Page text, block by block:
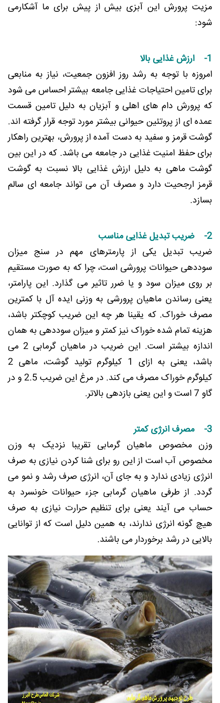
مزیت پرورش این آبزی بیش از پیش برای ما آشکارمی
شود:
1- ارزش غذایی بالا
امروزه با توجه به رشد روز افزون جمعیت، نیاز به منابعی
برای تامین احتیاجات غذایی جامعه بیشتر احساس می شود
که پرورش دام های اهلی و آبزیان به دلیل تامین قسمت
عمده ای از پروتئین حیوانی بیشتر مورد توجه قرار گرفته اند.
گوشت قرمز و سفید به دست آمده از پرورش، بهترین راهکار
برای حفظ امنیت غذایی در جامعه می باشد. که در این بین
گوشت ماهی به دلیل ارزش غذایی بالا نسبت به گوشت
قرمز ارجحیت دارد و مصرف آن می تواند جامعه ای سالم
بسازد.
2- ضریب تبدیل غذایی مناسب
ضریب تبدیل یکی از پارمترهای مهم در سنج میزان
سوددهی حیوانات پرورشی است، چرا که به صورت مستقیم
بر روی میزان سود و یا ضرر تاثیر می گذارد. این پارامتر،
یعنی رساندن ماهیان پرورشی به وزنی ایده آل با کمترین
مصرف خوراک. که یقینا هر چه این ضریب کوچکتر باشد،
هزینه تمام شده خوراک نیز کمتر و میزان سوددهی به همان
اندازه بیشتر است. این ضریب در ماهیان گرمابی 2 می
باشد، یعنی به ازای 1 کیلوگرم تولید گوشت، ماهی 2
کیلوگرم خوراک مصرف می کند. در مرغ این ضریب 2.5 و در
گاو 7 است و این یعنی بازدهی بالاتر.
3- مصرف انرژی کمتر
وزن مخصوص ماهیان گرمابی تقریبا نزدیک به وزن
مخصوص آب است از این رو برای شنا کردن نیازی به صرف
انرژی زیادی ندارد و به جای آن، انرژی صرف رشد و نمو می
گردد. از طرفی ماهیان گرمابی جزء حیوانات خونسرد به
حساب می آیند یعنی برای تنظیم حرارت نیازی به صرف
هیچ گونه انرژی ندارند، به همین دلیل است که از توانایی
بالایی در رشد برخوردار می باشند.